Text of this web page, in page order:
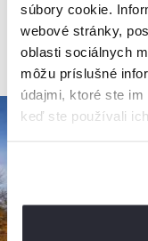
súbory cookie.
webové stránky,
oblasti sociálnych
môžu príslušné
údajmi, ktoré ste
keď ste používali
od120€ / noc